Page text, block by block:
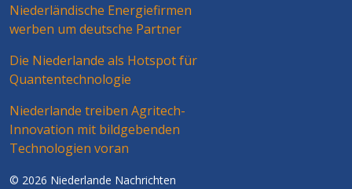
Niederländische Energiefirmen
werben um deutsche Partner
Die Niederlande als Hotspot für
Quantentechnologie
Niederlande treiben Agritech-
Innovation mit bildgebenden
Technologien voran
© 2026 Niederlande Nachrichten